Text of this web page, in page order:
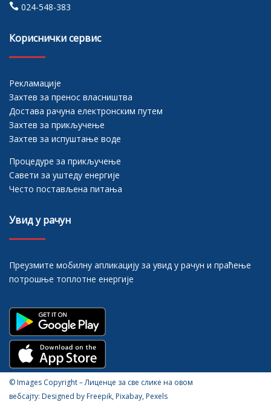
 024-548-383
Кориснички сервис
Рекламације
Захтев за пренос власништва
Достава рачуна електронским путем
Захтев за прикључење
Захтев за испуштање воде
Процедуре за прикључење
Савети за уштеду енергије
Често постављена питања
Увид у рачун
Преузмите мобилну апликацију за увид у рачун и праћење
потрошње топлотне енергије
© Images Copyright – Лиценце за све слике на овом
вебсајту: Designed by Freepik, Pixabay, Pexels